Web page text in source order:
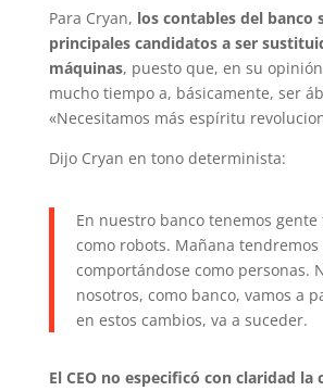
Para Cryan, los contables del banco
principales candidatos a ser
máquinas, puesto que, en su
mucho tiempo a, básicamente, ser
«Necesitamos más espíritu
Dijo Cryan en tono determinista:
En nuestro banco tenemos
como robots. Mañana tendremos
comportándose como personas.
nosotros, como banco, vamos a
en estos cambios, va a suceder.
El CEO no especificó con claridad la